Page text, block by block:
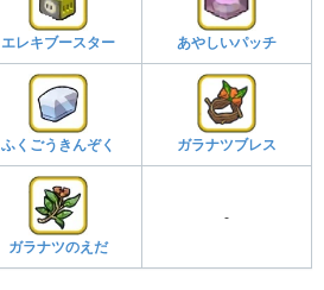
エレキブースター あやしいパッチ
ふくごうきんぞく ガラナツブレス
ガラナツのえだ
-